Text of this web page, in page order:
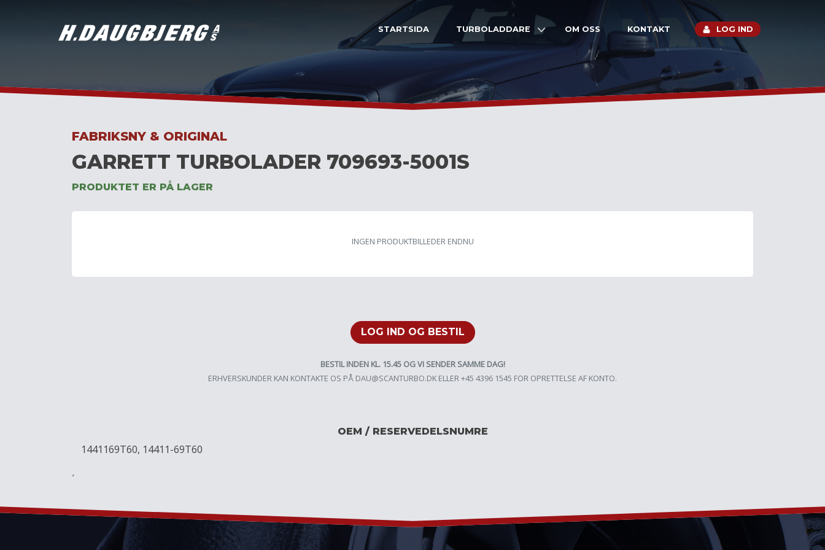
STARTSIDA TURBOLADDARE OM OSS KONTAKT LOG IND
FABRIKSNY & ORIGINAL
GARRETT TURBOLADER 709693-5001S
PRODUKTET ER PÅ LAGER
INGEN PRODUKTBILLEDER ENDNU
LOG IND OG BESTIL
BESTIL INDEN KL. 15.45 OG VI SENDER SAMME DAG!
ERHVERSKUNDER KAN KONTAKTE OS PÅ DAU@SCANTURBO.DK ELLER +45 4396 1545 FOR OPRETTELSE AF KONTO.
OEM / RESERVEDELSNUMRE
1441169T60, 14411-69T60
´